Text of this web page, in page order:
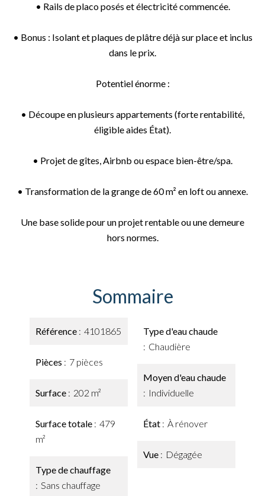
• Rails de placo posés et électricité commencée.
• Bonus : Isolant et plaques de plâtre déjà sur place et inclus
dans le prix.
Potentiel énorme :
• Découpe en plusieurs appartements (forte rentabilité,
éligible aides État).
• Projet de gîtes, Airbnb ou espace bien-être/spa.
• Transformation de la grange de 60 m² en loft ou annexe.
Une base solide pour un projet rentable ou une demeure
hors normes.
Sommaire
Référence 4101865
Pièces 7 pièces
Surface 202 m²
Surface totale
479
m²
Type de chauffage
Sans chauffage
Type d'eau chaude
Chaudière
Moyen d'eau chaude
Individuelle
État À rénover
Vue Dégagée